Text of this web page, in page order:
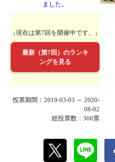
ました。
↓現在は第7回を開催中です。↓
最新（第7回）のランキ
ングを見る
投票期間：2019-03-03 ～ 2020-
08-02
総投票数：300票